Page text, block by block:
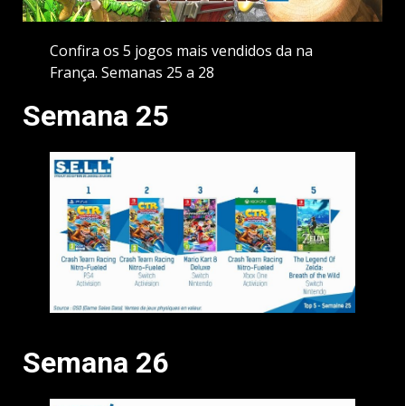
Confira os 5 jogos mais vendidos da na
França. Semanas 25 a 28
Semana 25
Semana 26